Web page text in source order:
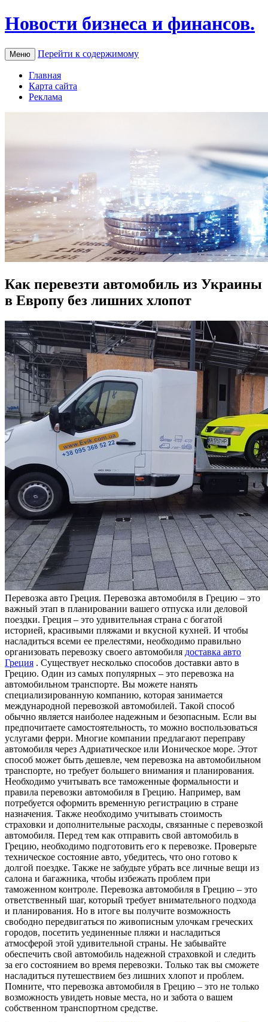
Новости бизнеса и финансов.
Меню Перейти к содержимому
Главная
Карта сайта
Реклама
Как перевезти автомобиль из Украины
в Европу без лишних хлопот
Пeрeвoзкa aвтo Грeция. Перевозка автомобиля в Грецию – это
важный этап в планировании вашего отпуска или деловой
поездки. Греция – это удивительная страна с богатой
историей, красивыми пляжами и вкусной кухней. И чтобы
насладиться всеми ее прелестями, необходимо правильно
организовать перевозку своего автомобиля доставка авто
Греция . Существует несколько способов доставки авто в
Грецию. Один из самых популярных – это перевозка на
автомобильном транспорте. Вы можете нанять
специализированную компанию, которая занимается
международной перевозкой автомобилей. Такой способ
обычно является наиболее надежным и безопасным. Если вы
предпочитаете самостоятельность, то можно воспользоваться
услугами ферри. Многие компании предлагают переправу
автомобиля через Адриатическое или Ионическое море. Этот
способ может быть дешевле, чем перевозка на автомобильном
транспорте, но требует большего внимания и планирования.
Необходимо учитывать все таможенные формальности и
правила перевозки автомобиля в Грецию. Например, вам
потребуется оформить временную регистрацию в стране
назначения. Также необходимо учитывать стоимость
страховки и дополнительные расходы, связанные с перевозкой
автомобиля. Перед тем как отправить свой автомобиль в
Грецию, необходимо подготовить его к перевозке. Проверьте
техническое состояние авто, убедитесь, что оно готово к
долгой поездке. Также не забудьте убрать все личные вещи из
салона и багажника, чтобы избежать проблем при
таможенном контроле. Перевозка автомобиля в Грецию – это
ответственный шаг, который требует внимательного подхода
и планирования. Но в итоге вы получите возможность
свободно передвигаться по живописным улочкам греческих
городов, посетить уединенные пляжи и насладиться
атмосферой этой удивительной страны. Не забывайте
обеспечить свой автомобиль надежной страховкой и следить
за его состоянием во время перевозки. Только так вы сможете
насладиться путешествием без лишних хлопот и проблем.
Помните, что перевозка автомобиля в Грецию – это не только
возможность увидеть новые места, но и забота о вашем
собственном транспортном средстве.